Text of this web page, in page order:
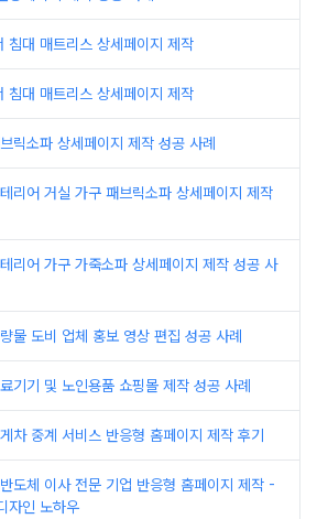
침대 매트리스 상세페이지 제작
침대 매트리스 상세페이지 제작
릭소파 상세페이지 제작 성공 사례
리어 거실 가구 패브릭소파 상세페이지 제작
리어 가구 가죽소파 상세페이지 제작 성공 사
물 도비 업체 홍보 영상 편집 성공 사례
기기 및 노인용품 쇼핑몰 제작 성공 사례
차 중계 서비스 반응형 홈페이지 제작 후기
도체 이사 전문 기업 반응형 홈페이지 제작 -
자인 노하우